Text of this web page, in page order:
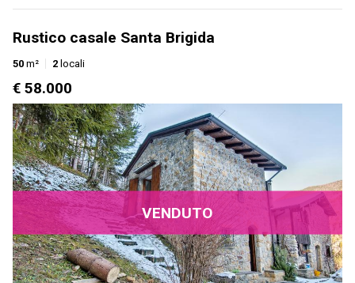
Rustico casale Santa Brigida
50 m² 2 locali
€ 58.000
VENDUTO